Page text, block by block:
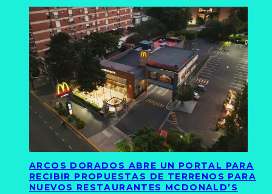
ARCOS DORADOS ABRE UN PORTAL PARA
RECIBIR PROPUESTAS DE TERRENOS PARA
NUEVOS RESTAURANTES MCDONALD’S